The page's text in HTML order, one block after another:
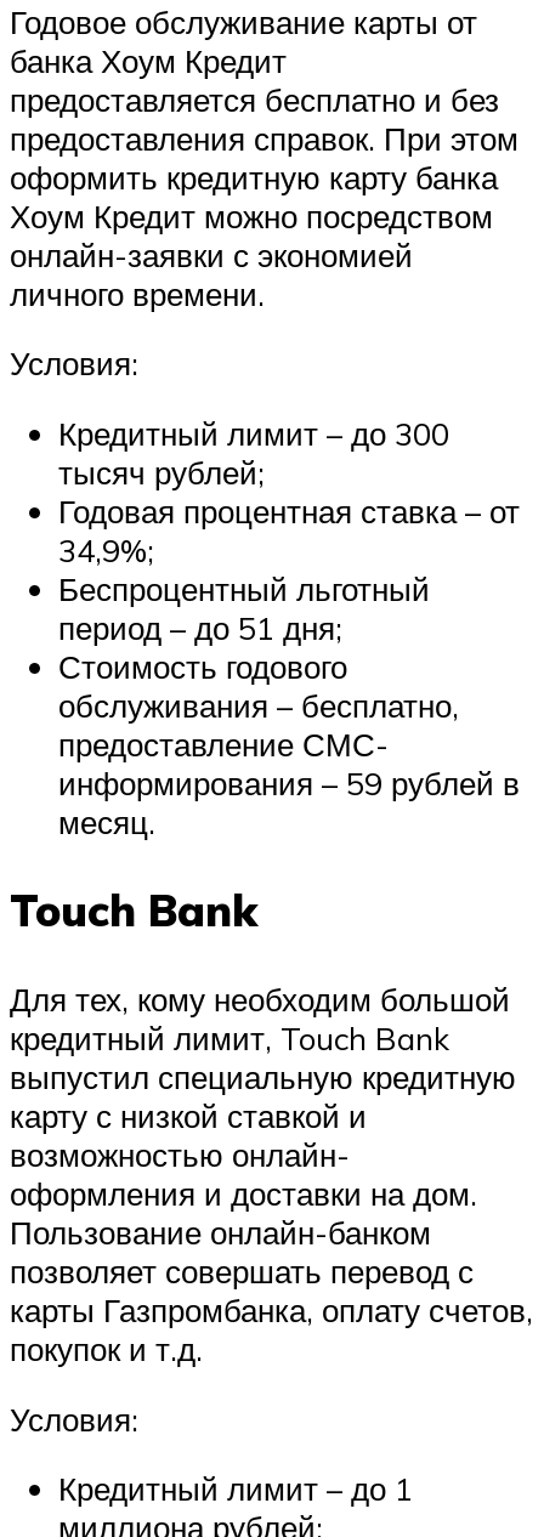
Годовое обслуживание карты от
банка Хоум Кредит
предоставляется бесплатно и без
предоставления справок. При этом
оформить кредитную карту банка
Хоум Кредит можно посредством
онлайн-заявки с экономией
личного времени.
Условия:
Кредитный лимит – до 300
тысяч рублей;
Годовая процентная ставка – от
34,9%;
Беспроцентный льготный
период – до 51 дня;
Стоимость годового
обслуживания – бесплатно,
предоставление СМС-
информирования – 59 рублей в
месяц.
Touch Bank
Для тех, кому необходим большой
кредитный лимит, Touch Bank
выпустил специальную кредитную
карту с низкой ставкой и
возможностью онлайн-
оформления и доставки на дом.
Пользование онлайн-банком
позволяет совершать перевод с
карты Газпромбанка, оплату счетов,
покупок и т.д.
Условия:
Кредитный лимит – до 1
миллиона рублей;